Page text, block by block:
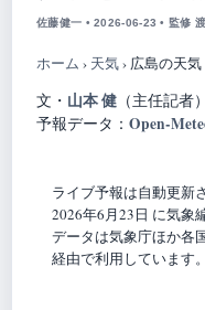
佐藤健一 • 2026-06-23 • 監修
ホーム › 天気› 広島の天気
文・ 山本 健 （主任記者）
予報データ： Open-
ライブ予報は自動更新
2026年6月23日 に気象
データは気象庁ほか各
経由で利用しています。